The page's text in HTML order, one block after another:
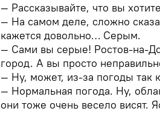
— Рассказывайте, что вы
— На самом деле, сложно
кажется довольно… Серым.
— Сами вы серые! Ростов-на-
город. А вы просто
— Ну, может, из-за погоды так
— Нормальная погода. Ну,
они тоже очень весело висят.